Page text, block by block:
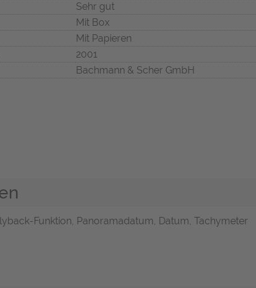
Sehr gut
Mit Box
Mit Papieren
2001
Bachmann & Scher GmbH
Funktion, Panoramadatum, Datum, Tachymeter